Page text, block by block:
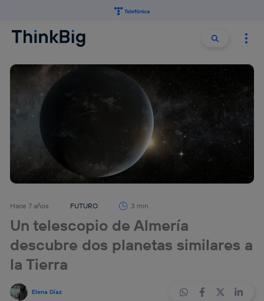
Buscar
Hace 7 años FUTURO 3 min
Un telescopio de Almería
descubre dos planetas similares a
la Tierra
Elena Díaz